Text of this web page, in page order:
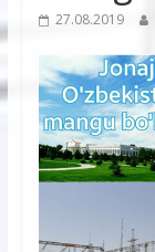
27.08.2019